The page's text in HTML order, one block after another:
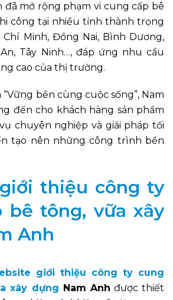
đã mở rộng phạm vi cung cấp bê
công tại nhiều tỉnh thành trọng
Minh, Đồng Nai, Bình Dương,
Tây Ninh…, đáp ứng nhu cầu
cao của thị trường.
bền cùng cuộc sống”, Nam
đến cho khách hàng sản phẩm
chuyên nghiệp và giải pháp tối
tạo nên những công trình bền
thiệu công ty
bê tông, vữa xây
Anh
giới thiệu công ty cung
xây dựng Nam Anh được thiết